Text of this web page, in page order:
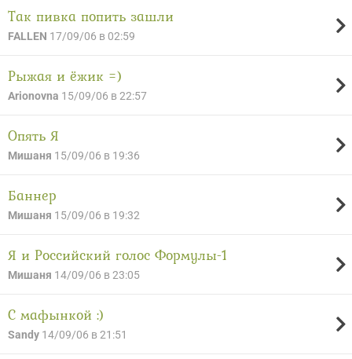
Так пивка попить зашли
FALLEN 17/09/06 в 02:59
Рыжая и ёжик =)
Arionovna 15/09/06 в 22:57
Опять Я
Мишаня 15/09/06 в 19:36
Баннер
Мишаня 15/09/06 в 19:32
Я и Российский голос Формулы-1
Мишаня 14/09/06 в 23:05
С мафынкой :)
Sandy 14/09/06 в 21:51